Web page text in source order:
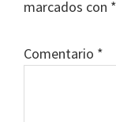
marcados con *
Comentario *